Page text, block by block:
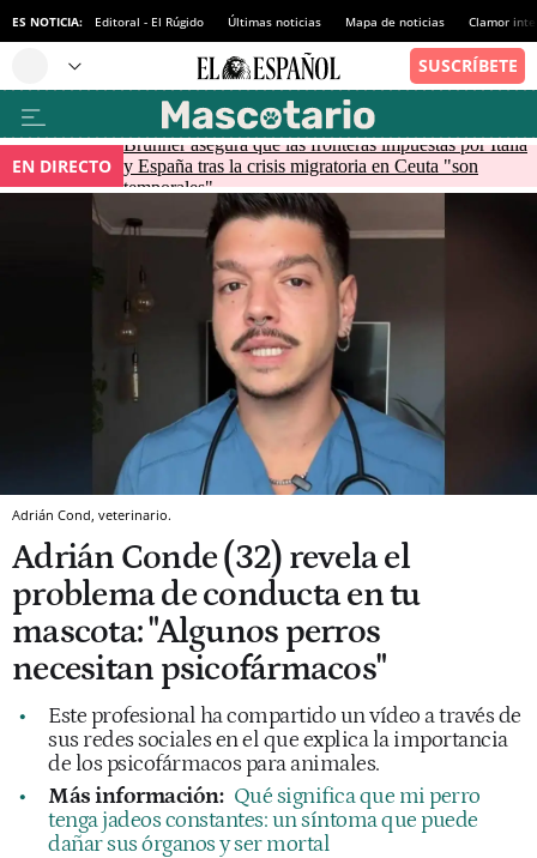
ES NOTICIA: Editoral - El Rúgido Últimas noticias Mapa de noticias Clamor
EN DIRECTO
Brunner asegura que las fronteras impuestas por Italia
y España tras la crisis migratoria en Ceuta "son
temporales"
Adrián Cond, veterinario.
Adrián Conde (32) revela el
problema de conducta en tu
mascota: "Algunos perros
necesitan psicofármacos"
Este profesional ha compartido un vídeo a través de
sus redes sociales en el que explica la importancia
de los psicofármacos para animales.
Más información: Qué significa que mi perro
tenga jadeos constantes: un síntoma que puede
dañar sus órganos y ser mortal